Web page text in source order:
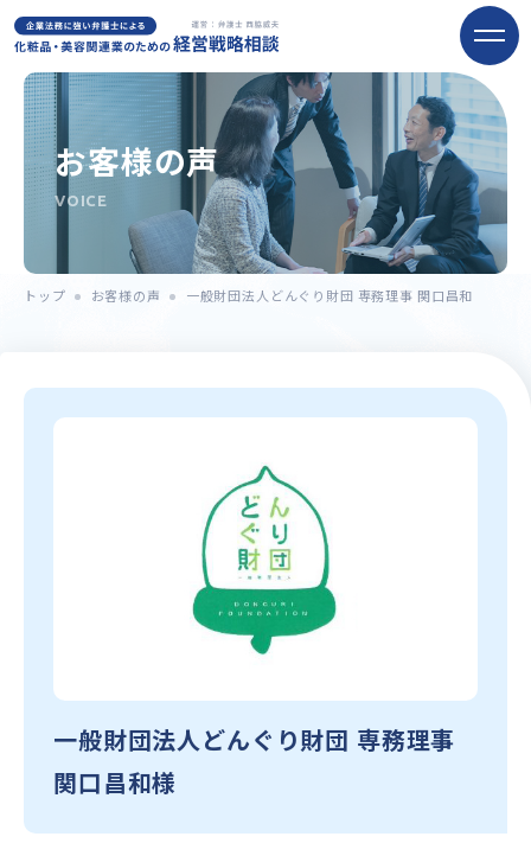
お客様の声
VOICE
トップ お客様の声 一般財団法人どんぐり財団 専務理事 関口昌和
一般財団法人どんぐり財団 専務理事
関口昌和様